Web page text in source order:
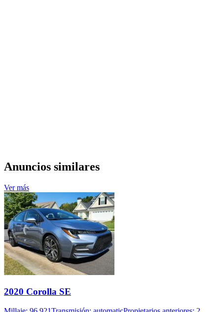
Anuncios similares
Ver más
2020 Corolla SE